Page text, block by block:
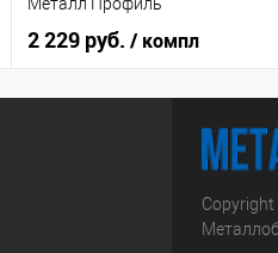
2 229 руб. / компл